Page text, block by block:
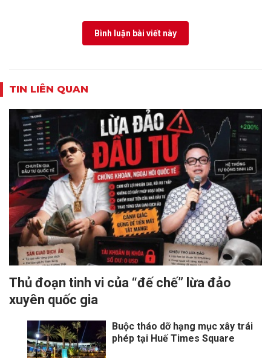
Bình luận bài viết này
TIN LIÊN QUAN
Thủ đoạn tinh vi của “đế chế” lừa đảo
xuyên quốc gia
Buộc tháo dỡ hạng mục xây trái
phép tại Huế Times Square